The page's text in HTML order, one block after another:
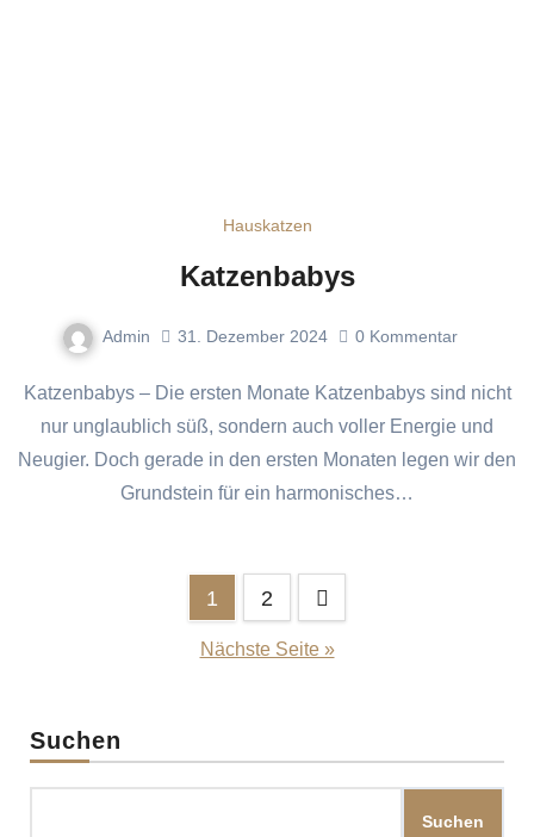
Hauskatzen
Katzenbabys
Admin 31. Dezember 2024 0 Kommentar
Katzenbabys – Die ersten Monate Katzenbabys sind nicht
nur unglaublich süß, sondern auch voller Energie und
Neugier. Doch gerade in den ersten Monaten legen wir den
Grundstein für ein harmonisches…
Seitennummerierung
1 2
Nächste Seite »
Suchen
Suchen